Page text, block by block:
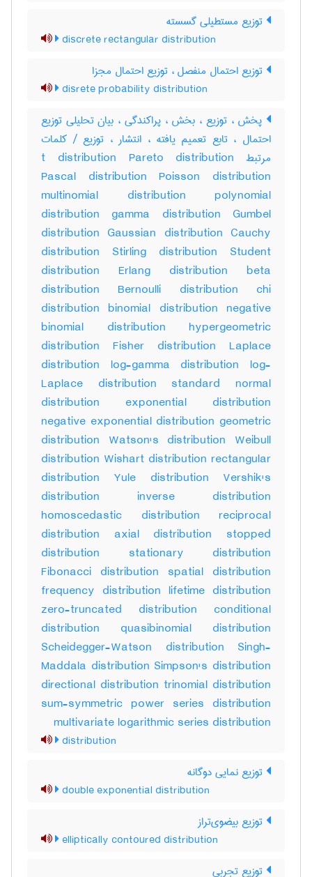
توزیع مستطیلی گسسته
discrete rectangular distribution
توزیع احتمال منفصل ، توزیع احتمال مجزا
disrete probability distribution
پخش ، توزیع ، بخش ، پراکندگی ، بیان تحلیلی توزیع
احتمال ، تابع تعمیم یافته ، انتشار ، توزیع / کلمات
مرتبط t distribution Pareto distribution
Pascal distribution Poisson distribution
multinomial distribution polynomial
distribution gamma distribution Gumbel
distribution Gaussian distribution Cauchy
distribution Stirling distribution Student
distribution Erlang distribution beta
distribution Bernoulli distribution chi
distribution binomial distribution negative
binomial distribution hypergeometric
distribution Fisher distribution Laplace
distribution log-gamma distribution log-
Laplace distribution standard normal
distribution exponential distribution
negative exponential distribution geometric
distribution Watson's distribution Weibull
distribution Wishart distribution rectangular
distribution Yule distribution Vershik's
distribution inverse distribution
homoscedastic distribution reciprocal
distribution axial distribution stopped
distribution stationary distribution
Fibonacci distribution spatial distribution
frequency distribution lifetime distribution
zero-truncated distribution conditional
distribution quasibinomial distribution
Scheidegger-Watson distribution Singh-
Maddala distribution Simpson's distribution
directional distribution trinomial distribution
sum-symmetric power series distribution
multivariate logarithmic series distribution
distribution
توزیع نمایی دوگانه
double exponential distribution
توزیع بیضوی‌تراز
elliptically contoured distribution
توزیع تجربی